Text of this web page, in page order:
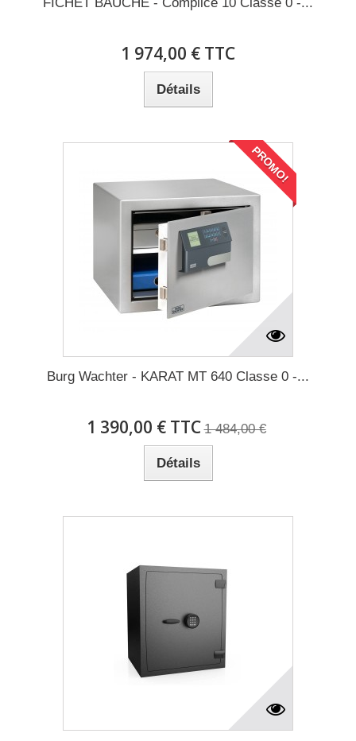
1 974,00 € TTC
Détails
PROMO!
Burg Wachter - KARAT MT 640 Classe 0 -...
1 390,00 € TTC 1 484,00 €
Détails